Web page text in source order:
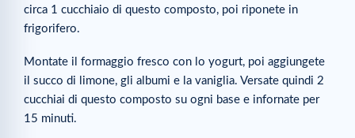
circa 1 cucchiaio di questo composto, poi riponete in
frigorifero.
Montate il formaggio fresco con lo yogurt, poi aggiungete
il succo di limone, gli albumi e la vaniglia. Versate quindi 2
cucchiai di questo composto su ogni base e infornate per
15 minuti.